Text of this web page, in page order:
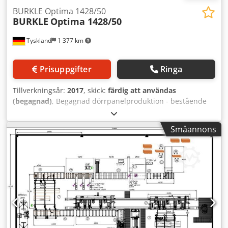
Tyskland 1 377 km
BURKLE Optima 1428/50
BURKLE Optima 1428/50
Prisuppgifter Ringa
Tillverkningsår: 2017, skick: färdig att användas
(begagnad), Begagnad dörrpanelproduktion - bestående
av: Double-End Profiler Brand: Kraft Tekniska
specifikationer - 2 saxlyftbord - 2 vakuumgripdon -
Matarrullbana med bandtransportör - Nytt Siemens
touchkontrollsystem 13 rullbanesektioner Varumärke: Kraft
Tekniska specifikationer - Drivna ca: Kraft Tekniska
specifikationer - Eldrivna, ca 3000 mm vardera Kontinuerlig
Inlay Speciell inlaylinje Portallastare Varumärke: Kraft
Tillverkningsår: 2023 Tekniska specifikationer - För
separering, uppriktning och placering av HPL
Limapplikator Varumärke: Bürkle Tillverkningsår: 1990
Limapplikator Varumärke: Kuper Tillverkningsår: 2018
Småannons